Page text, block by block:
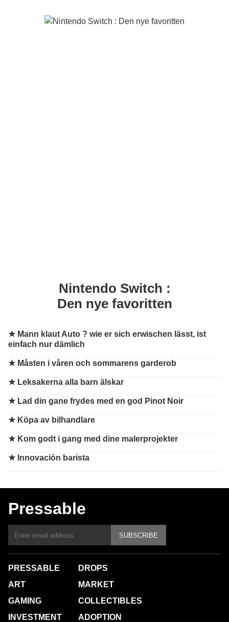
Nintendo Switch :
Den nye favoritten
★ Mann klaut Auto ? wie er sich erwischen lässt, ist
einfach nur dämlich
★ Måsten i våren och sommarens garderob
★ Leksakerna alla barn älskar
★ Lad din gane frydes med en god Pinot Noir
★ Köpa av bilhandlare
★ Kom godt i gang med dine malerprojekter
★ Innovación barista
Pressable
SUBSCRIBE
PRESSABLE
ART
GAMING
INVESTMENT
DROPS
MARKET
COLLECTIBLES
ADOPTION